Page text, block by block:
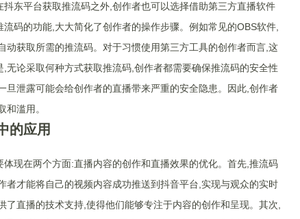
东平台获取推流码之外,创作者也可以选择借助第三方直播软件
码的功能,大大简化了创作者的操作步骤。例如常见的OBS软件,
动获取所需的推流码。对于习惯使用第三方工具的创作者而言,这
无论采取何种方式获取推流码,创作者都需要确保推流码的安全性
旦泄露可能会给创作者的直播带来严重的安全隐患。因此,创作者
和滥用。
的应用
现在两个方面:直播内容的创作和直播效果的优化。首先,推流码
者才能将自己的视频内容成功推送到抖音平台,实现与观众的实时
直播的技术支持,使得他们能够专注于内容的创作和呈现。其次,